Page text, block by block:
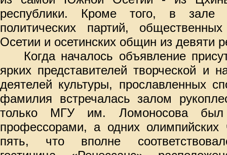
республики. Кроме того, в зале
политических партий,
Осетии и осетинских общин из девяти
Когда началось объявление
ярких представителей творческой и
деятелей культуры, прославленных
фамилия встречалась залом
только МГУ им. Ломоносова был
профессорами, а одних олимпийских
пять, что вполне